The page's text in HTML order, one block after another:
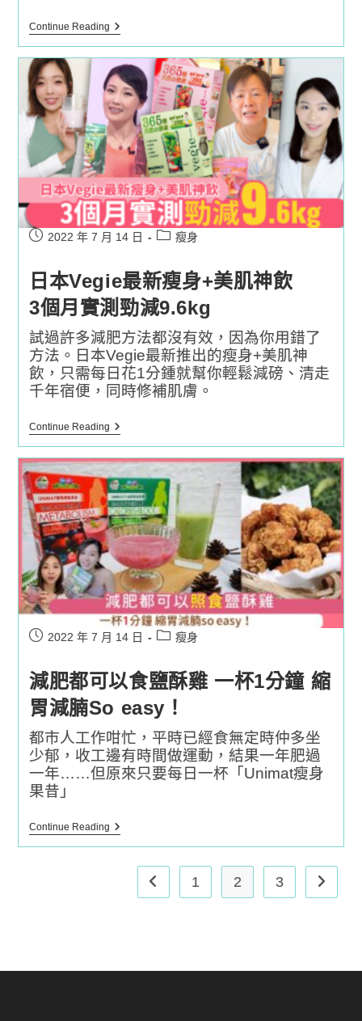
本
消
費
者
廳
都
認
可
能
性
表
示
食
Continue Reading餐
粒，
吃
什
麼
都
只
吸
收
16%
Post2022 年 7 月 14 日
Post瘦身
日本Vegie最新瘦身+美肌神飲
3個月實測勁減9.6kg
試過許多減肥方法都沒有效，因為你用錯了
方法。日本Vegie最新推出的瘦身+美肌神
飲，只需每日花1分鍾就幫你輕鬆減磅、清走
千年宿便，同時修補肌膚。
Continue Reading日
最
新
瘦
身
+美
肌
飲
3
個
月
實
測
勁
減
Post2022 年 7 月 14 日
Post瘦身
減肥都可以食鹽酥雞 一杯1分鐘 縮
胃減腩So easy！
都市人工作咁忙，平時已經食無定時仲多坐
少郁，收工邊有時間做運動，結果一年肥過
一年……但原來只要每日一杯「Unimat瘦身
果昔」
Continue Reading減
1
Go to the previous page
1 2 3 Go to